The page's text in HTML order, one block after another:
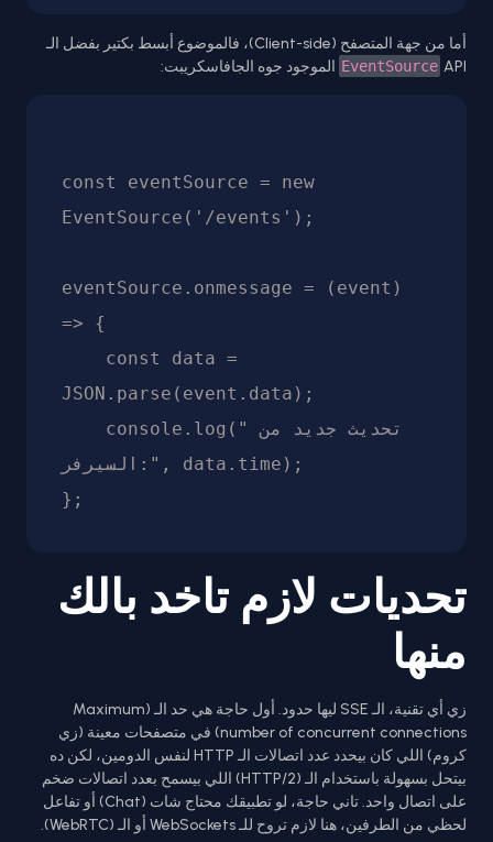
أما من جهة المتصفح (Client-side)، فالموضوع أبسط بكتير بفضل الـ
EventSource API الموجود جوه الجافاسكريبت:
const eventSource = new
EventSource('/events');
eventSource.onmessage = (event)
=> {
JSON.parse(event.data);
السيرفر:", data.time);
تحديات لازم تاخد بالك
منها
زي أي تقنية، الـ SSE ليها حدود. أول حاجة هي حد الـ (Maximum
number of concurrent connections) في متصفحات معينة (زي
كروم) اللي كان بيحدد عدد اتصالات الـ HTTP لنفس الدومين، لكن ده
بيتحل بسهولة باستخدام الـ (HTTP/2) اللي بيسمح بعدد اتصالات ضخم
على اتصال واحد. تاني حاجة، لو تطبيقك محتاج شات (Chat) أو تفاعل
لحظي من الطرفين، هنا لازم تروح للـ WebSockets أو الـ (WebRTC).